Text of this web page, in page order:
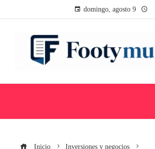
domingo, agosto 9
Inicio
Inversiones y negocios